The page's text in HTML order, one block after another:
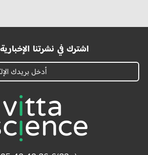
اشترك في نشرتنا الإخبارية